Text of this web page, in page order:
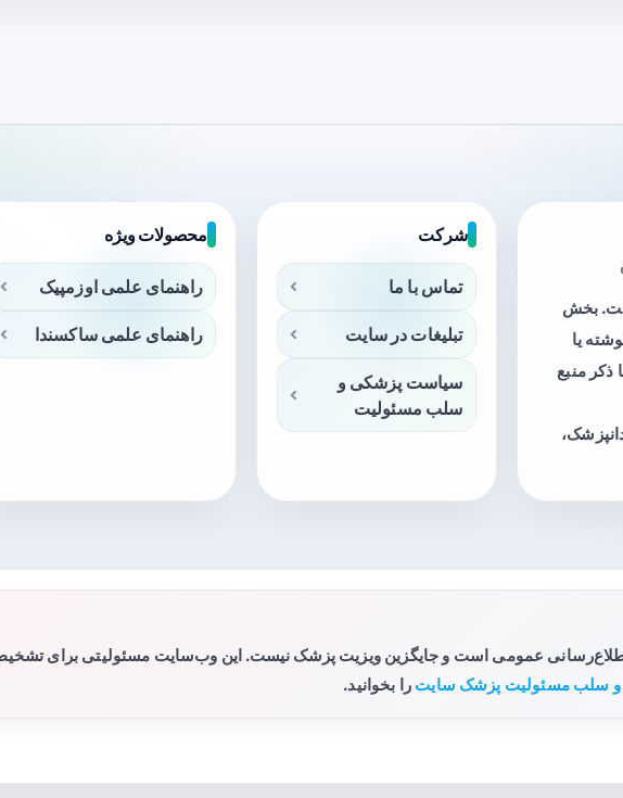
بخش
یا
ذکر منبع
شرکت
تماس با ما
تبلیغات در سایت
سیاست پزشکی و
سلب مسئولیت
محصولات ویژه
راهنمای علمی اوزمپیک
راهنمای علمی ساکسندا
عمومی است و جایگزین ویزیت پزشک نیست. این وب‌سایت مسئولیتی برای تشخیص
سلب مسئولیت پزشک سایت را بخوانید.